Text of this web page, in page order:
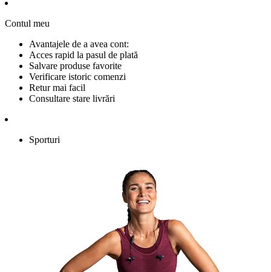
Contul meu
Avantajele de a avea cont:
Acces rapid la pasul de plată
Salvare produse favorite
Verificare istoric comenzi
Retur mai facil
Consultare stare livrări
Sporturi